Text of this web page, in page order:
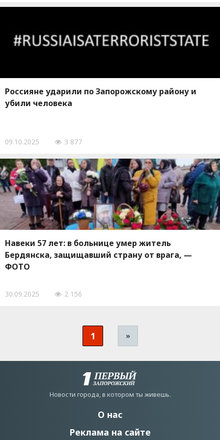
Россияне ударили по Запорожскому району и
убили человека
09.10.2025 3 877
Навеки 57 лет: в больнице умер житель
Бердянска, защищавший страну от врага, —
ФОТО
30.09.2025 2 156
1 »
Новости города, в котором ты живешь.
О нас
Реклама на сайте